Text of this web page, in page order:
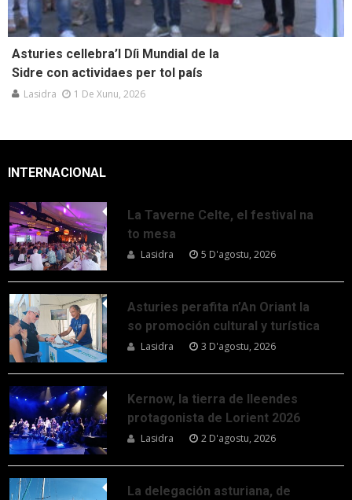
Asturies cellebra’l Díi Mundial de la
Sidre con actividaes per tol país
Lasidra 1 De Xunu, 2026
INTERNACIONAL
La Taverne Celte, el festival na
to mesa
Lasidra 5 D'agostu, 2026
Asturies perafita n’An Oriant la
so promoción cultural y turística
Lasidra 3 D'agostu, 2026
Kernow, la tierra de lleendes
protagonista de Lorient 2026
Lasidra 2 D'agostu, 2026
La delegación asturiana, de